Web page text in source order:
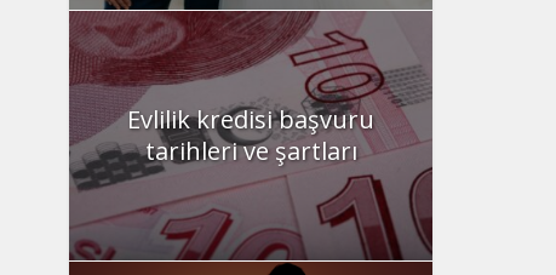
Evlilik kredisi başvuru
tarihleri ve şartları